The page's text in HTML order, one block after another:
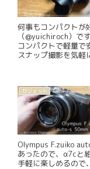
何事もコンパクトが
（@yuichiroch）で
コンパクトで軽量
スナップ撮影を気軽
ガジェット
Olympus F.zuiko
あったので、α7cと
手軽に楽しめるので